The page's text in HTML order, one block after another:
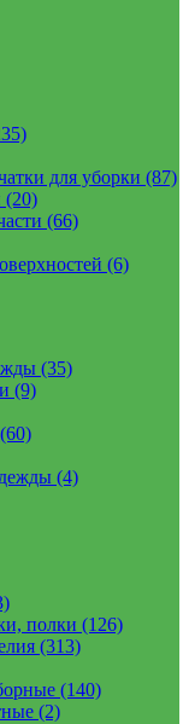
для уборки (87)
(20)
(66)
(6)
(35)
(9)
(4)
полки (126)
(313)
(140)
(2)